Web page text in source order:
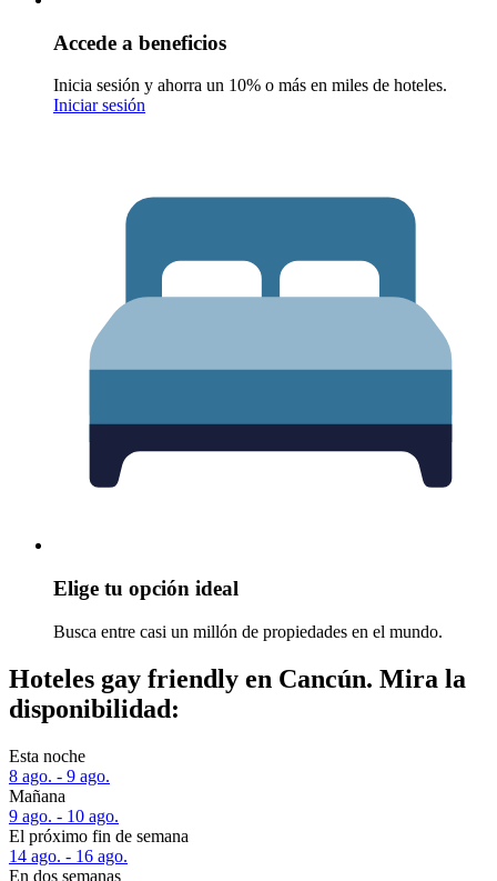
Accede a beneficios
Inicia sesión y ahorra un 10% o más en miles de hoteles.
Iniciar sesión
Elige tu opción ideal
Busca entre casi un millón de propiedades en el mundo.
Hoteles gay friendly en Cancún. Mira la
disponibilidad:
Esta noche
8 ago. - 9 ago.
Mañana
9 ago. - 10 ago.
El próximo fin de semana
14 ago. - 16 ago.
En dos semanas